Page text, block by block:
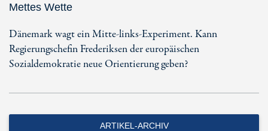
Mettes Wette
Dänemark wagt ein Mitte-links-Experiment. Kann
Regierungschefin Frederiksen der europäischen
Sozialdemokratie neue Orientierung geben?
ARTIKEL-ARCHIV